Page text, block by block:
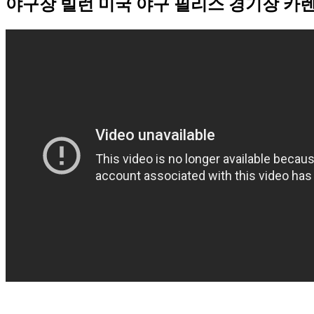
야구장 빌런 미국 야구 필리스 경기장 카